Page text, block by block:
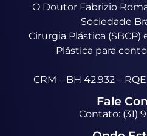
O Doutor Fabrizio
Sociedade
Cirurgia Plástica
Plástica para
CRM – BH 42.932 – RQE
Fale
Contato: (31)